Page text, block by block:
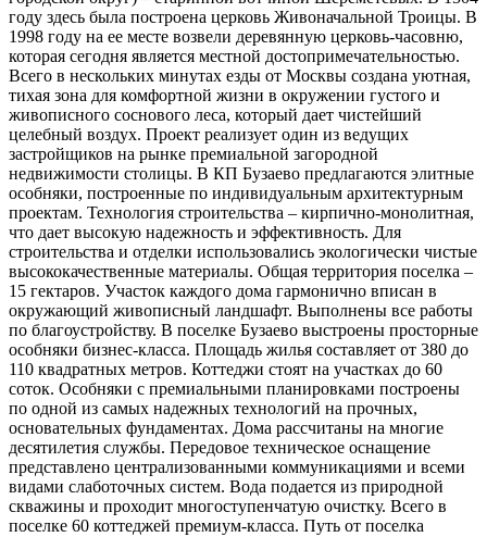
году здесь была построена церковь Живоначальной Троицы. В
1998 году на ее месте возвели деревянную церковь-часовню,
которая сегодня является местной достопримечательностью.
Всего в нескольких минутах езды от Москвы создана уютная,
тихая зона для комфортной жизни в окружении густого и
живописного соснового леса, который дает чистейший
целебный воздух. Проект реализует один из ведущих
застройщиков на рынке премиальной загородной
недвижимости столицы. В КП Бузаево предлагаются элитные
особняки, построенные по индивидуальным архитектурным
проектам. Технология строительства – кирпично-монолитная,
что дает высокую надежность и эффективность. Для
строительства и отделки использовались экологически чистые
высококачественные материалы. Общая территория поселка –
15 гектаров. Участок каждого дома гармонично вписан в
окружающий живописный ландшафт. Выполнены все работы
по благоустройству. В поселке Бузаево выстроены просторные
особняки бизнес-класса. Площадь жилья составляет от 380 до
110 квадратных метров. Коттеджи стоят на участках до 60
соток. Особняки с премиальными планировками построены
по одной из самых надежных технологий на прочных,
основательных фундаментах. Дома рассчитаны на многие
десятилетия службы. Передовое техническое оснащение
представлено централизованными коммуникациями и всеми
видами слаботочных систем. Вода подается из природной
скважины и проходит многоступенчатую очистку. Всего в
поселке 60 коттеджей премиум-класса. Путь от поселка